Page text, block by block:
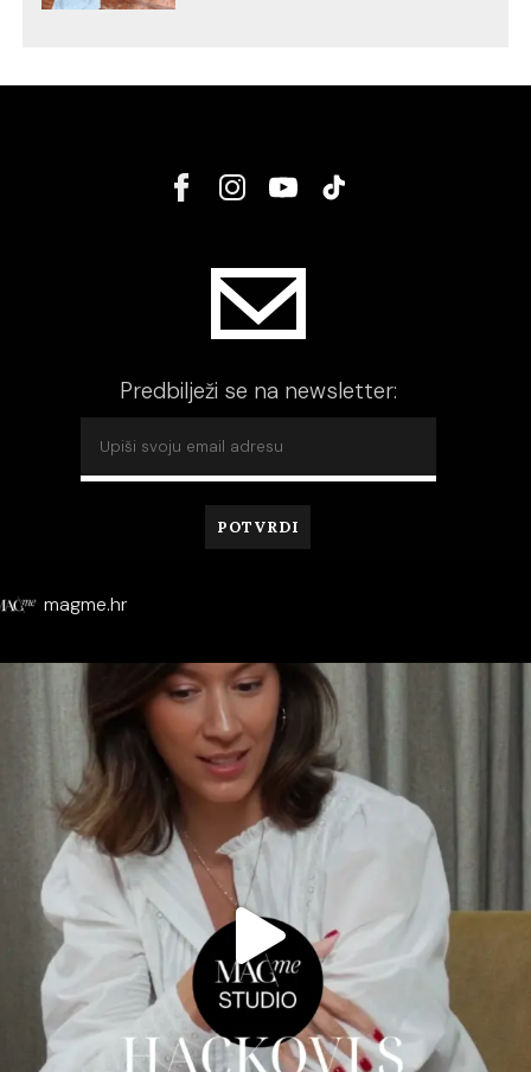
Predbilježi se na newsletter:
magme.hr